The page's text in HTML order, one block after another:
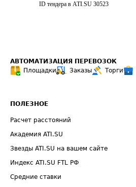
ID тендера в ATI.SU 30523
АВТОМАТИЗАЦИЯ ПЕРЕВОЗОК
Площадки
Заказы Торги
ПОЛЕЗНОЕ
Расчет расстояний
Академия ATI.SU
Звезды ATI.SU на вашем сайте
Индекс ATI.SU FTL РФ
Средние ставки